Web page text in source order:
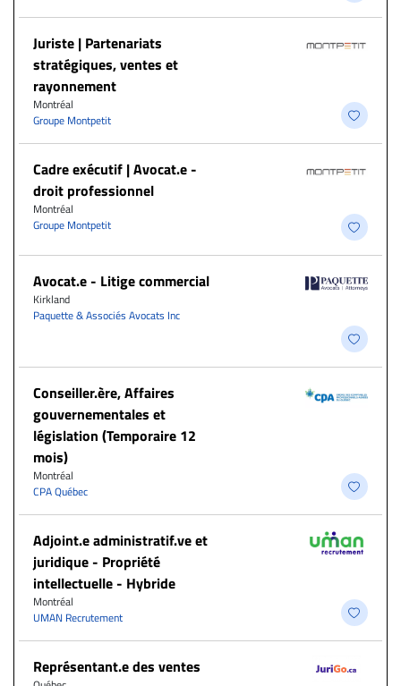
Juriste | Partenariats
stratégiques, ventes et
rayonnement
Montréal
Groupe Montpetit
Cadre exécutif | Avocat.e -
droit professionnel
Montréal
Groupe Montpetit
Avocat.e - Litige commercial
Kirkland
Paquette & Associés Avocats Inc
Conseiller.ère, Affaires
gouvernementales et
législation (Temporaire 12
mois)
Montréal
CPA Québec
Adjoint.e administratif.ve et
juridique - Propriété
intellectuelle - Hybride
Montréal
UMAN Recrutement
Représentant.e des ventes